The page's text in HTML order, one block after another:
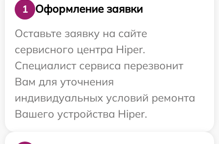
1
Оформление заявки
Оставьте заявку на сайте
сервисного центра Hiper.
Специалист сервиса перезвонит
Вам для уточнения
индивидуальных условий ремонта
Вашего устройства Hiper.